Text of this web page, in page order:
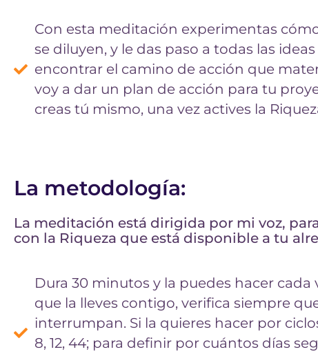
Con esta meditación experimentas
se diluyen, y le das paso a todas las
encontrar el camino de acción que
voy a dar un plan de acción para tu
creas tú mismo, una vez actives la
La metodología:
La meditación está dirigida por mi voz,
con la Riqueza que está disponible a tu
Dura 30 minutos y la puedes hacer
que la lleves contigo, verifica siempre
interrumpan. Si la quieres hacer por
8, 12, 44; para definir por cuántos días